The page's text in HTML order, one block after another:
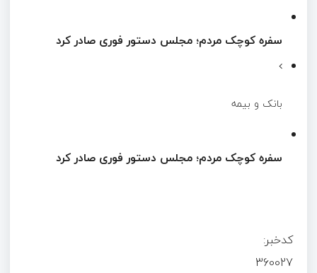
سفره کوچک مردم؛ مجلس دستور فوری صادر کرد
بانک و بیمه
سفره کوچک مردم؛ مجلس دستور فوری صادر کرد
کدخبر:
360027